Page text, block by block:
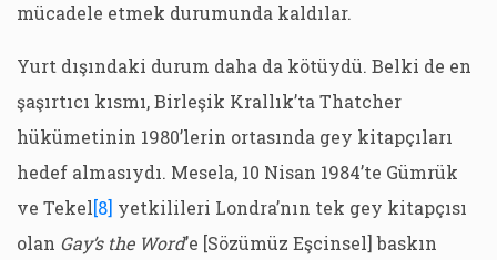
mücadele etmek durumunda kaldılar.
Yurt dışındaki durum daha da kötüydü. Belki de en
şaşırtıcı kısmı, Birleşik Krallık’ta Thatcher
hükümetinin 1980’lerin ortasında gey kitapçıları
hedef almasıydı. Mesela, 10 Nisan 1984’te Gümrük
ve Tekel[8] yetkilileri Londra’nın tek gey kitapçısı
olan Gay’s the Word’e [Sözümüz Eşcinsel] baskın